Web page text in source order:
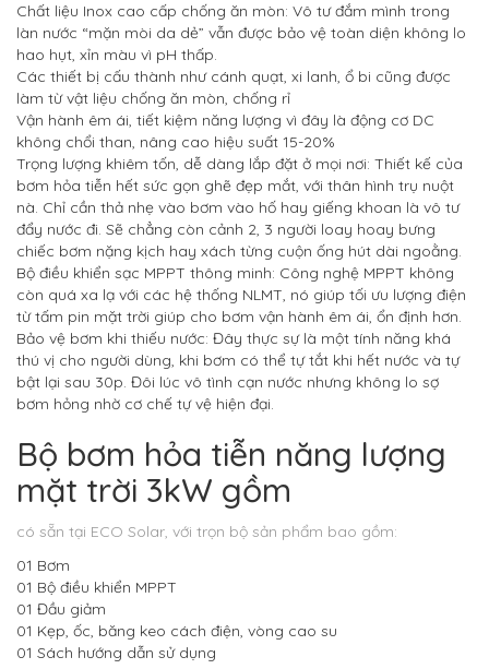
Chất liệu Inox cao cấp chống ăn mòn: Vô tư đắm mình trong
làn nước “mặn mòi da dẻ” vẫn được bảo vệ toàn diện không lo
hao hụt, xỉn màu vì pH thấp.
Các thiết bị cấu thành như cánh quạt, xi lanh, ổ bi cũng được
làm từ vật liệu chống ăn mòn, chống rỉ
Vận hành êm ái, tiết kiệm năng lượng vì đây là động cơ DC
không chổi than, nâng cao hiệu suất 15-20%
Trọng lượng khiêm tốn, dễ dàng lắp đặt ở mọi nơi: Thiết kế của
bơm hỏa tiễn hết sức gọn ghẽ đẹp mắt, với thân hình trụ nuột
nà. Chỉ cần thả nhẹ vào bơm vào hố hay giếng khoan là vô tư
đẩy nước đi. Sẽ chẳng còn cảnh 2, 3 người loay hoay bưng
chiếc bơm nặng kịch hay xách từng cuộn ống hút dài ngoằng.
Bộ điều khiển sạc MPPT thông minh: Công nghệ MPPT không
còn quá xa lạ với các hệ thống NLMT, nó giúp tối ưu lượng điện
từ tấm pin mặt trời giúp cho bơm vận hành êm ái, ổn định hơn.
Bảo vệ bơm khi thiếu nước: Đây thực sự là một tính năng khá
thú vị cho người dùng, khi bơm có thể tự tắt khi hết nước và tự
bật lại sau 30p. Đôi lúc vô tình cạn nước nhưng không lo sợ
bơm hỏng nhờ cơ chế tự vệ hiện đại.
Bộ bơm hỏa tiễn năng lượng
mặt trời 3kW gồm
có sẵn tại ECO Solar, với trọn bộ sản phẩm bao gồm:
01 Bơm
01 Bộ điều khiển MPPT
01 Đầu giảm
01 Kẹp, ốc, băng keo cách điện, vòng cao su
01 Sách hướng dẫn sử dụng